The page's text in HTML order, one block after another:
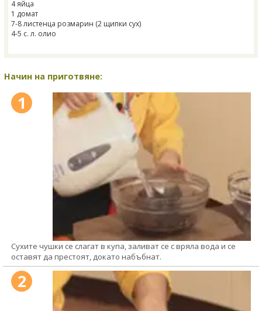
4 яйца
1 домат
7-8 листенца розмарин (2 щипки сух)
4-5 с. л. олио
Начин на приготвяне:
1
Сухите чушки се слагат в купа, заливат се с вряла вода и се
оставят да престоят, докато набъбнат.
2